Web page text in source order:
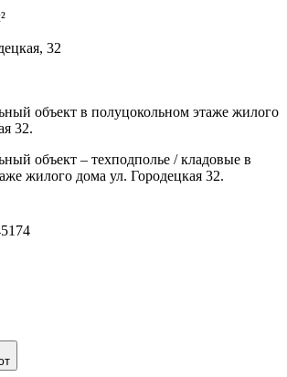
32
объект в полуцокольном этаже жилого
32.
объект – техподполье / кладовые в
жилого дома ул. Городецкая 32.